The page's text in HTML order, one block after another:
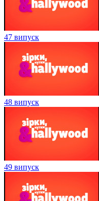
47 випуск
48 випуск
49 випуск